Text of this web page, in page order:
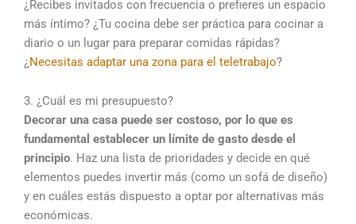
¿Recibes invitados con frecuencia o prefieres un espacio
más íntimo? ¿Tu cocina debe ser práctica para cocinar a
diario o un lugar para preparar comidas rápidas?
¿Necesitas adaptar una zona para el teletrabajo?
3. ¿Cuál es mi presupuesto?
Decorar una casa puede ser costoso, por lo que es
fundamental establecer un límite de gasto desde el
principio. Haz una lista de prioridades y decide en qué
elementos puedes invertir más (como un sofá de diseño)
y en cuáles estás dispuesto a optar por alternativas más
económicas.